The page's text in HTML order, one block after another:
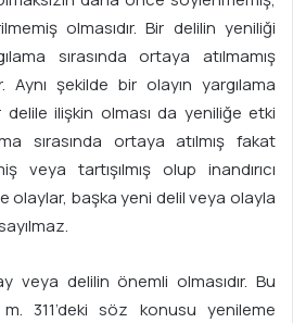
olmasıdır. Bir delilin yeniliği
sırasında ortaya atılmamış
Aynı şekilde bir olayın yargılama
delile ilişkin olması da yeniliğe etki
sırasında ortaya atılmış fakat
veya tartışılmış olup inandırıcı
olaylar, başka yeni delil veya olayla
veya delilin önemli olmasıdır. Bu
311’deki söz konusu yenileme